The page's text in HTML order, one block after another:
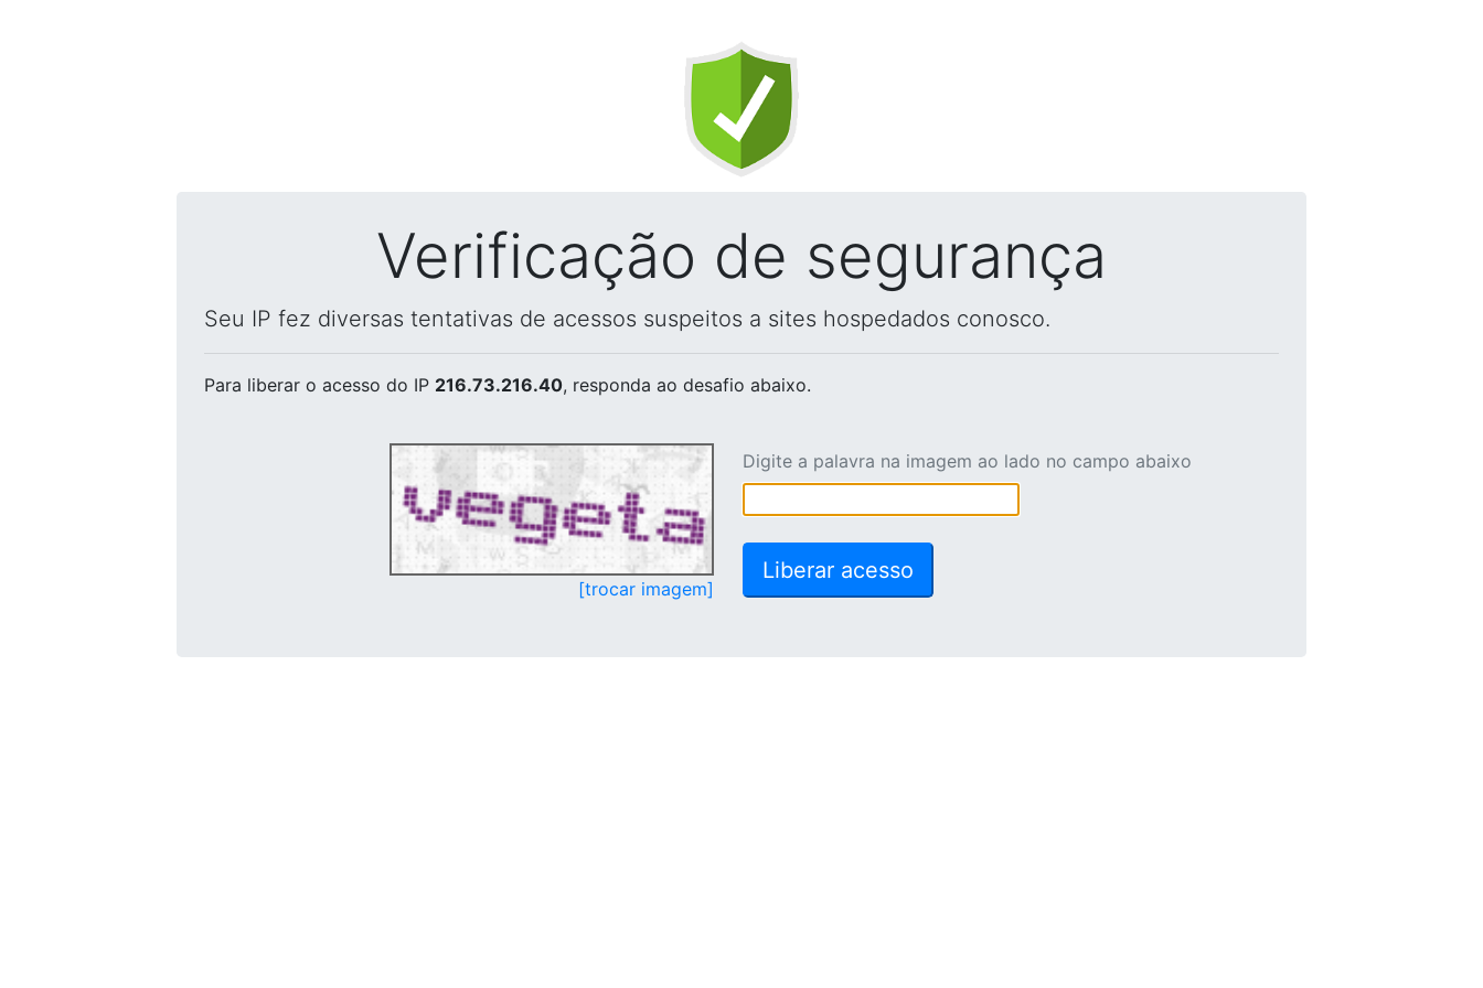
Verificação de segurança
Seu IP fez diversas tentativas de acessos suspeitos a sites hospedados conosco.
Para liberar o acesso do IP 216.73.216.40, responda ao desafio abaixo.
[trocar imagem]
Digite a palavra na imagem ao lado no campo abaixo